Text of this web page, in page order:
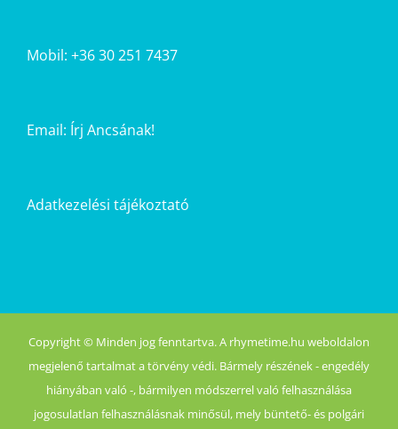
Mobil: +36 30 251 7437
Email: Írj Ancsának!
Adatkezelési tájékoztató
Copyright © Minden jog fenntartva. A rhymetime.hu weboldalon
megjelenő tartalmat a törvény védi. Bármely részének - engedély
hiányában való -, bármilyen módszerrel való felhasználása
jogosulatlan felhasználásnak minősül, mely büntető- és polgári